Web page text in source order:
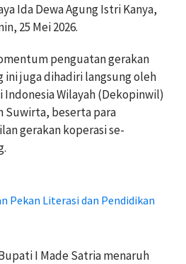
Ida Dewa Agung Istri Kanya,
25 Mei 2026.
penguatan gerakan
juga dihadiri langsung oleh
Indonesia Wilayah (Dekopinwil)
Suwirta, beserta para
gerakan koperasi se-
Pekan Literasi dan Pendidikan
I Made Satria menaruh